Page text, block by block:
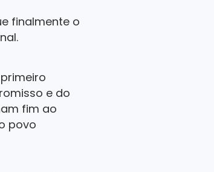
finalmente o
e do
fim ao
povo